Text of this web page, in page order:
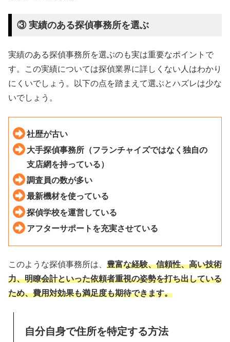
③ 実績のある探偵事務所を選ぶ
実績のある探偵事務所を選ぶのも実は重要なポイントで
す。この実績については探偵業界に詳しくない人はわかり
にくいでしょう。以下の点を踏まえて選ぶとハズレは少な
いでしょう。
社歴が古い
大手探偵事務所（フランチャイズではなく独自の
支店網を持っている）
調査員の数が多い
最新機材を使っている
探偵学校を運営している
アフターサポートを充実させている
このような探偵事務所は、 豊富な経験、信頼性、高い技術
力、明瞭会計といった依頼者重視の姿勢を打ち出している
ため、費用対効果も満足度も期待できます。
自分自身で住所を特定する方法